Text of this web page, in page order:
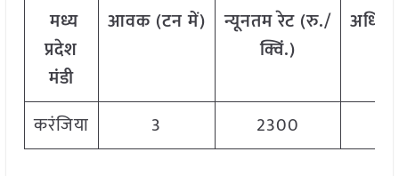
मध्य
प्रदेश
मंडी
आवक(टनमें) न्यूनतमरेट(रु./
क्विं.)
करंजिया 3 2300